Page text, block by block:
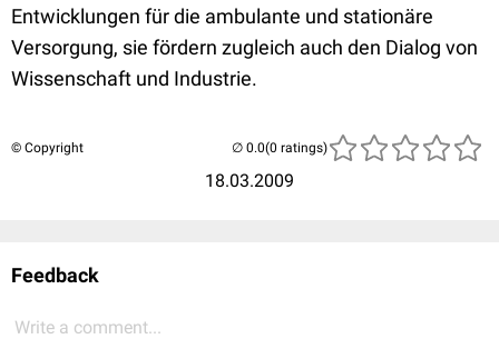
Entwicklungen für die ambulante und stationäre
Versorgung, sie fördern zugleich auch den Dialog von
Wissenschaft und Industrie.
© Copyright
18.03.2009
(0 ratings)
Feedback
Write a comment...